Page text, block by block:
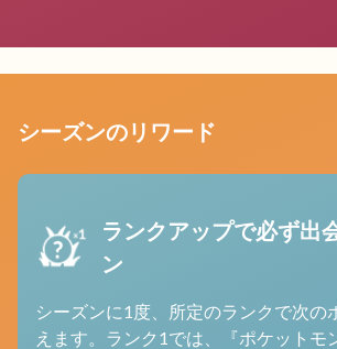
シーズンのリワード
ランクアップで必ず出
ン
シーズンに1度、所定のランクで次の
えます。ランク1では、『ポケットモ